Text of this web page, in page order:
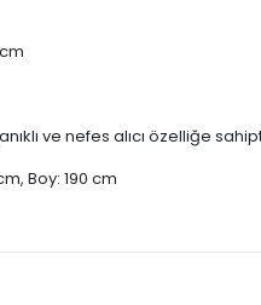
ve nefes alıcı özelliğe
Boy: 190 cm